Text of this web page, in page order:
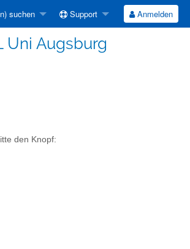
suchen Support Anmelden
Augsburg
den Knopf: